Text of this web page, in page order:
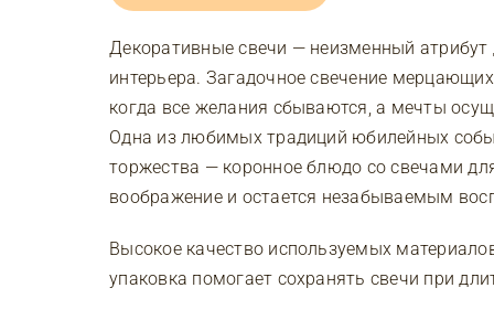
Декоративные свечи — неизменный
интерьера. Загадочное свечение
когда все желания сбываются, а мечты
Одна из любимых традиций юбилейных
торжества — коронное блюдо со свечами
воображение и остается незабываемым
Высокое качество используемых
упаковка помогает сохранять свечи при